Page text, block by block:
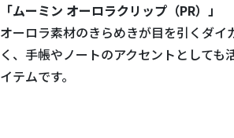
「ムーミン オーロラクリップ（PR）」
オーロラ素材のきらめきが目を引くダ
く、手帳やノートのアクセントとして
イテムです。